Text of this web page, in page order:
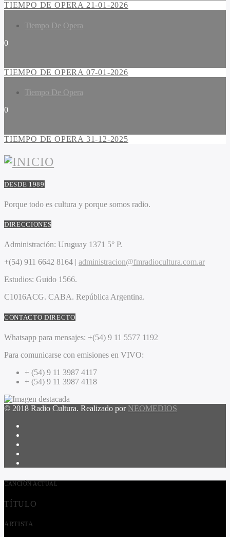
TIEMPO DE OPERA 21-01-2026
Tiempo De Opera
0
TIEMPO DE OPERA 07-01-2026
Tiempo De Opera
0
TIEMPO DE OPERA 31-12-2025
DESDE 1989
Porque todo es cultura y porque somos radio.
DIRECCIONES
Administración: Uruguay 1371 5° P.
+(54) 911 6642 8164 | administracion@fmradiocultura.com.ar
Estudios: Guido 1566.
C1016ACG. CABA. República Argentina.
CONTACTO DIRECTO
Whatsapp para mensajes: +(54) 9 11 5577 1192
Para comunicarse con emisiones en VIVO:
+ (54) 9 11 3987 4117
+ (54) 9 11 3987 4118
© 2018 Radio Cultura. Realizado por NEOMEDIOS
CANCIÓN ACTUAL
TÍTULO
ARTISTA